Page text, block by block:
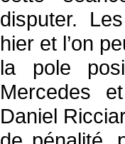
disputer.
hier et l’on
la pole
Mercedes
Daniel